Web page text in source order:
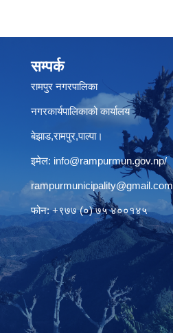
सम्पर्क
रामपुर नगरपालिका
नगरकार्यपालिकाको कार्यालय
बेझाड,रामपुर,पाल्पा।
इमेल: info@rampurmun.gov.np/
rampurmunicipality@gmail.com
फोन: +९७७ (०) ७५ ४००१४५